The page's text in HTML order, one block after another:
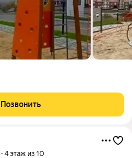
Позвонить
4 этаж из 10